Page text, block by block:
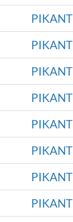
PIKANT
PIKANT
PIKANT
PIKANT
PIKANT
PIKANT
PIKANT
PIKANT